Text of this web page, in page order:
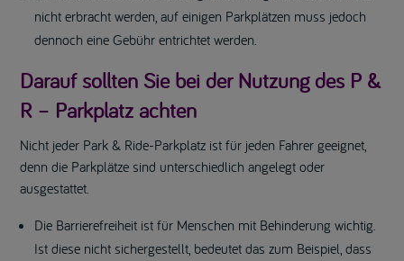
nicht erbracht werden, auf einigen Parkplätzen muss jedoch
dennoch eine Gebühr entrichtet werden.
Darauf sollten Sie bei der Nutzung des P &
R – Parkplatz achten
Nicht jeder Park & Ride-Parkplatz ist für jeden Fahrer geeignet,
denn die Parkplätze sind unterschiedlich angelegt oder
ausgestattet.
Die Barrierefreiheit ist für Menschen mit Behinderung wichtig.
Ist diese nicht sichergestellt, bedeutet das zum Beispiel, dass